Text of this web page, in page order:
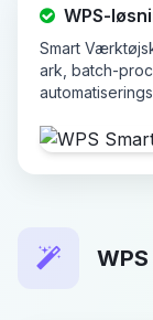
WPS-
Smart
ark, batch-